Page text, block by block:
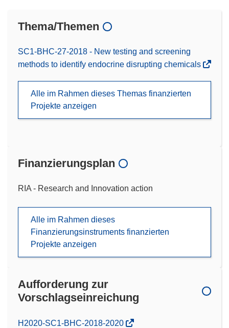
Thema/Themen
SC1-BHC-27-2018 - New testing and screening
methods to identify endocrine disrupting chemicals
Alle im Rahmen dieses Themas finanzierten
Projekte anzeigen
Finanzierungsplan
RIA - Research and Innovation action
Alle im Rahmen dieses
Finanzierungsinstruments finanzierten
Projekte anzeigen
Aufforderung zur
Vorschlagseinreichung
(öffnet
H2020-SC1-BHC-2018-2020